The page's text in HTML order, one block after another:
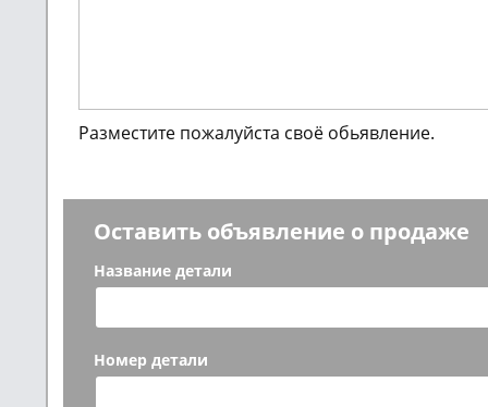
Разместите пожалуйста своё обьявление.
Оставить объявление о продаже
Название детали
Номер детали